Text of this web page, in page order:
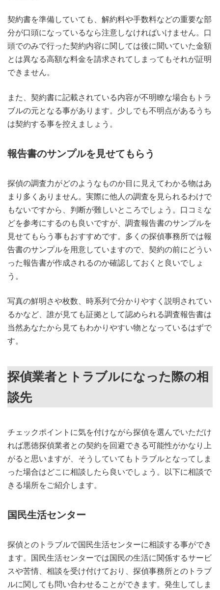
契約書を準備していても、解約料や手数料などの重要な部
分が口頭になっているなら注意しなければいけません。口
頭でのみで行った契約内容に関しては後に聞いていた金額
とは異なる高額な料金を請求されてしまってもそれが証明
できません。
また、契約書に記載されている内容が不明瞭な場合もトラ
ブルの元となる事があります。少しでも不明点があるうち
は契約する事を控えましょう。
報告書のサンプルを見せてもらう
探偵の調査力がどのようなものか目に見えてわかる物はあ
まり多くありません。実際に他人の調査を見られるわけで
もないですから、判断が難しいところでしょう。口コミな
どを参考にするのも良いですが、調査報告書のサンプルを
見せてもらう事もおすすめです。多くの探偵事務所では報
告書のサンプルを用意していますので、契約の前にどうい
った報告書が作成されるのか確認しておくと良いでしょ
う。
写真の鮮明さや枚数、時系列で分かりやすく説明されてい
るかなど、誰が見ても証拠として認められる調査報告書は
当然あなたから見てもわかりやすい物となっているはずで
す。
探偵業者とトラブルになった際の相
談先
チェックポイントに気を付けながら探偵を選んでいただけ
れば悪徳探偵業者との契約を回避できる可能性がかなり上
がると思いますが、そうしていてもトラブルとなってしま
った場合はどこに相談したら良いでしょう。以下に相談で
きる場所をご紹介します。
国民生活センター
探偵とのトラブルで国民生活センターに相談する事ができ
ます。国民生活センターでは国民の生活に関係するサービ
スや苦情、相談を受け付けており、探偵事務所とのトラブ
ルに関しても問い合わせることができます。発生してしま